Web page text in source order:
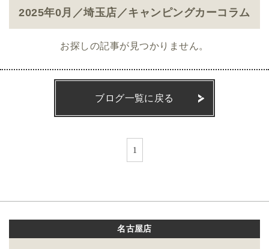
2025年0月／埼玉店／キャンピングカーコラム
お探しの記事が見つかりません。
ブログ一覧に戻る
1
名古屋店